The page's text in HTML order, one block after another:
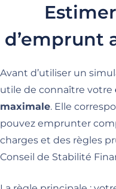
d’emprunt
Avant d’utiliser un
utile de connaître votre
maximale. Elle
pouvez emprunter
charges et des règles
Conseil de Stabilité